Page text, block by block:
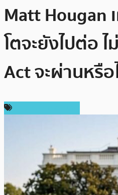
Matt Hougan
โตจะยังไปต่อ ไ
Act จะผ่านหรือ